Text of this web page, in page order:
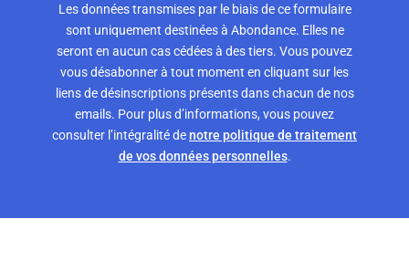
Les données transmises par le biais de ce formulaire
sont uniquement destinées à Abondance. Elles ne
seront en aucun cas cédées à des tiers. Vous pouvez
vous désabonner à tout moment en cliquant sur les
liens de désinscriptions présents dans chacun de nos
emails. Pour plus d’informations, vous pouvez
consulter l’intégralité denotre politique de traitement
de vos données personnelles.